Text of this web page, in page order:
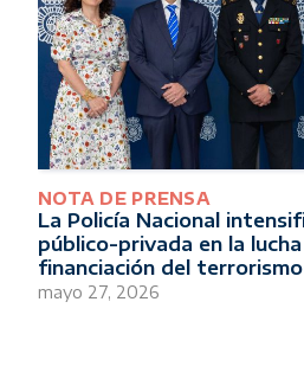
NOTA DE PRENSA
La Policía Nacional
público-privada en la
financiación del
mayo 27, 2026